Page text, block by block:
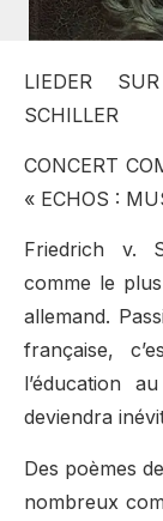
LIEDER
SCHILLER
CONCERT
« ECHOS :
Friedrich v.
comme le
allemand.
française,
l’éducation
deviendra
Des poèmes
nombreux